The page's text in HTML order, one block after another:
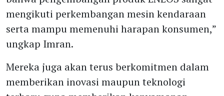
mengikuti perkembangan mesin kendaraan
serta mampu memenuhi harapan konsumen,”
ungkap Imran.
Mereka juga akan terus berkomitmen dalam
memberikan inovasi maupun teknologi